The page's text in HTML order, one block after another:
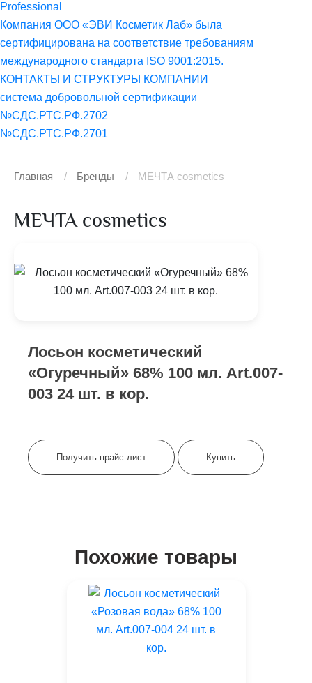
Professional
Компания ООО «ЭВИ Косметик Лаб» была
сертифицирована на соответствие требованиям
международного стандарта ISO 9001:2015.
КОНТАКТЫ И СТРУКТУРЫ КОМПАНИИ
система добровольной сертификации
№СДС.РТС.РФ.2702
№СДС.РТС.РФ.2701
Главная Бренды МЕЧТА cosmetics
МЕЧТА cosmetics
Лосьон косметический
«Огуречный» 68% 100 мл. Art.007-
003 24 шт. в кор.
Получить прайс-лист Купить
Похожие товары